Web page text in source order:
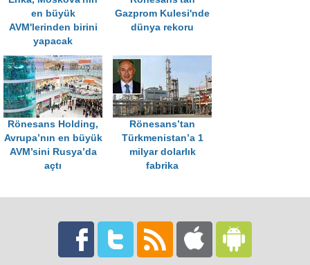
en büyük
AVM'lerinden birini
yapacak
Gazprom Kulesi'nde
dünya rekoru
Rönesans Holding,
Avrupa’nın en büyük
AVM’sini Rusya’da
açtı
Rönesans’tan
Türkmenistan’a 1
milyar dolarlık
fabrika